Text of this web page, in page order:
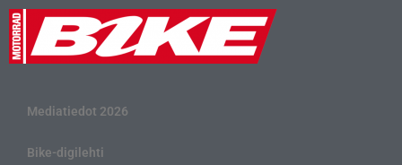
Mediatiedot 2026
Bike-digilehti